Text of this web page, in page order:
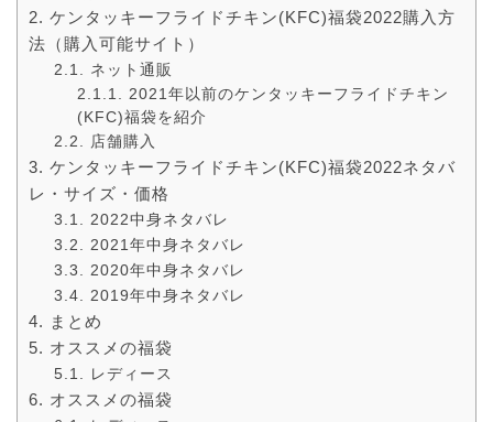
ケンタッキーフライドチキン(KFC)福袋2022購入方
法（購入可能サイト）
ネット通販
2021年以前のケンタッキーフライドチキン
(KFC)福袋を紹介
店舗購入
ケンタッキーフライドチキン(KFC)福袋2022ネタバ
レ・サイズ・価格
2022中身ネタバレ
2021年中身ネタバレ
2020年中身ネタバレ
2019年中身ネタバレ
まとめ
オススメの福袋
レディース
オススメの福袋